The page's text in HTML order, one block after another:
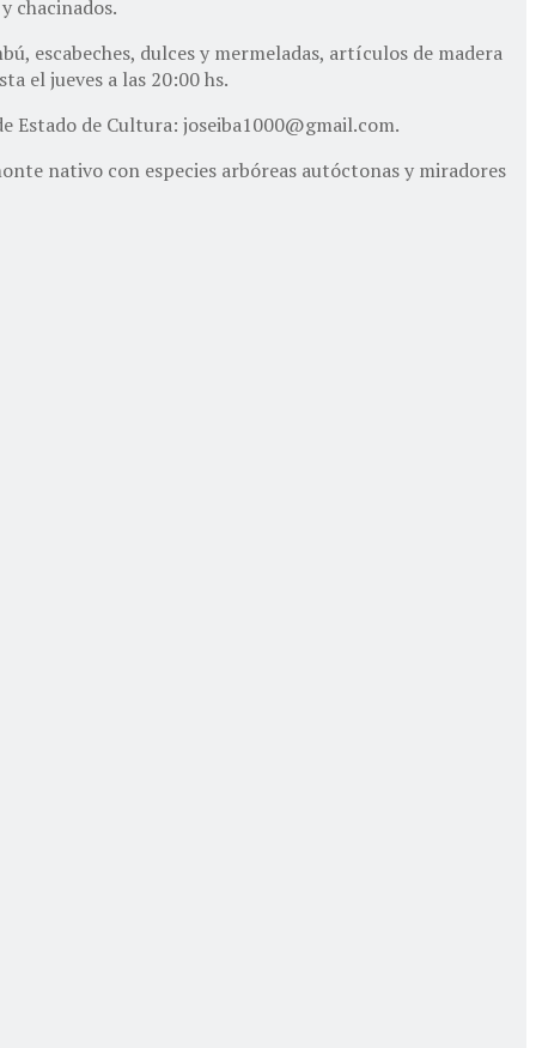
chacinados.
escabeches, dulces y mermeladas, artículos de madera
el jueves a las 20:00 hs.
Estado de Cultura: joseiba1000@gmail.com.
nativo con especies arbóreas autóctonas y miradores